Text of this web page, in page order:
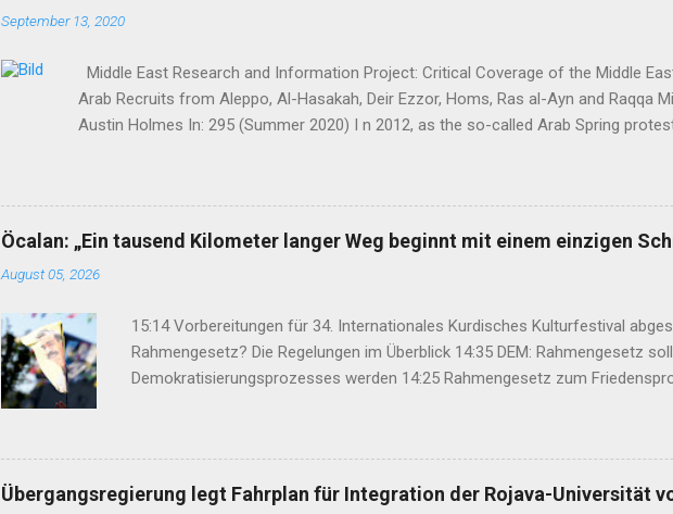
September 13, 2020
Middle East Research and Information Project: Critical Coverage of the Middle
Arab Recruits from Aleppo, Al-Hasakah, Deir Ezzor, Homs, Ras al-Ayn and Raqqa
Austin Holmes In: 295 (Summer 2020) I n 2012, as the so-called Arab Spring
Syria to turn their guns on rebels in the south. Into the vacuum stepped the
Yekîtiya Demokrat, or PYD) and their armed wing, the People’s Protection Units
—which set up a rudimentary Autonomous Administration in three cantons: Afrin,
Surrounded by enemies, the three cantons that declared self-rule were not even
Öcalan: „Ein tausend Kilometer langer Weg beginnt mit einem einzigen
August 05, 2026
15:14 Vorbereitungen für 34. Internationales Kurdisches Kulturfestival
Rahmengesetz? Die Regelungen im Überblick 14:35 DEM: Rahmengesetz
Demokratisierungsprozesses werden 14:25 Rahmengesetz zum
Geflüchteter aus Rojhilat stirbt vor UNHCR-Büro in Hewlêr 11:28 Volksrat
verhinderte Großangriff des IS 11:03 Bahçeli: Abdullah Öcalan muss das
07:50 Nihat Demir: Demokratische Lösung stärkt auch die Arbeiterklasse in
Übergangsregieru...
Übergangsregierung legt Fahrplan für Integration der Rojava-Universität